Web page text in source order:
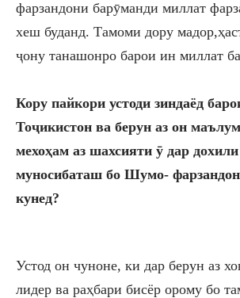
фарзандони барӯманди миллат
хеш буданд. Тамоми дору
ҷону танашонро барои ин миллат
Кору пайкори устоди зиндаёд
Тоҷикистон ва берун аз он
мехоҳам аз шахсияти ӯ дар
муносибаташ бо Шумо-
кунед?
Устод он чуноне, ки дар берун аз
лидер ва раҳбари бисёр орому бо